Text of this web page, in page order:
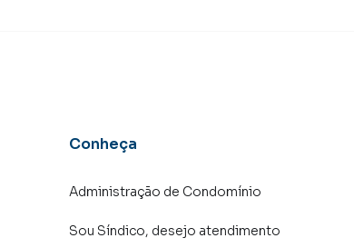
Conheça
Administração de Condomínio
Sou Síndico, desejo atendimento